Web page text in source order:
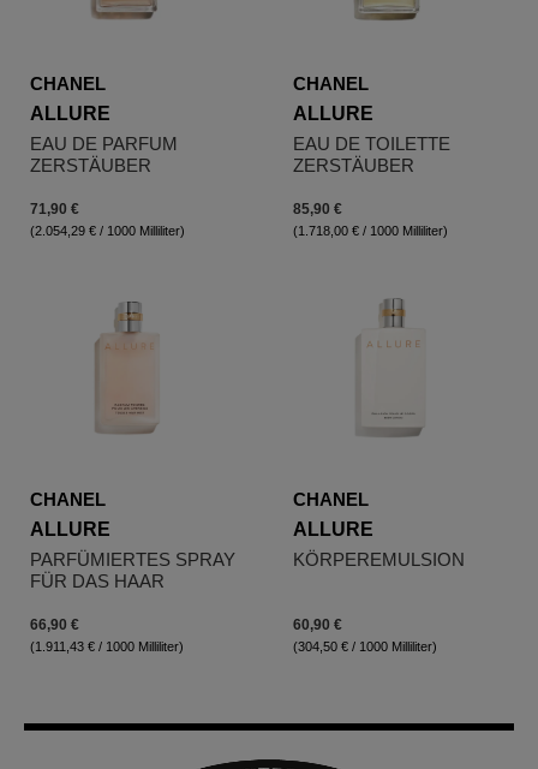
CHANEL
ALLURE
EAU DE PARFUM
ZERSTÄUBER
71,90 €
(2.054,29 € / 1000 Milliliter)
CHANEL
ALLURE
EAU DE TOILETTE
ZERSTÄUBER
85,90 €
(1.718,00 € / 1000 Milliliter)
CHANEL
ALLURE
PARFÜMIERTES SPRAY
FÜR DAS HAAR
66,90 €
(1.911,43 € / 1000 Milliliter)
CHANEL
ALLURE
KÖRPEREMULSION
60,90 €
(304,50 € / 1000 Milliliter)